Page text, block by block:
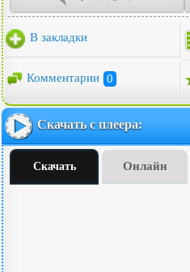
В закладки
Комментарии 0
Скачать с плеера:
Скачать Онлайн